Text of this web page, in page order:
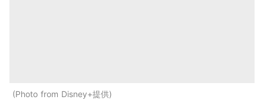
Photo from Disney+提供